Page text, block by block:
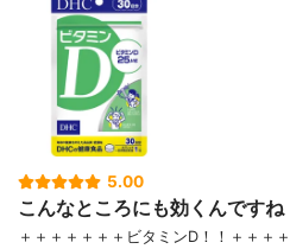
5.00
こんなところにも効くんですね
＋＋＋＋＋＋＋ビタミンD！！＋＋＋